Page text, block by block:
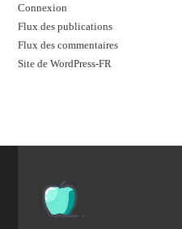
Connexion
Flux des publications
Flux des commentaires
Site de WordPress-FR